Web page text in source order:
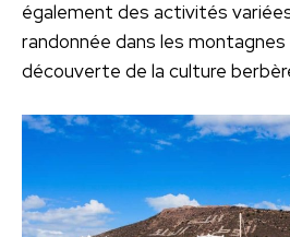
également des activités
randonnée dans les montagnes
découverte de la culture